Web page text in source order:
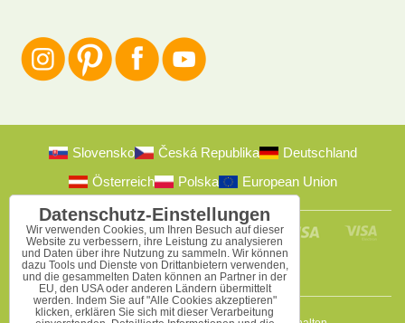
Slovensko Česká Republika
Deutschland
Österreich
Polska European Union
Datenschutz-Einstellungen
Wir verwenden Cookies, um Ihren Besuch auf dieser
Website zu verbessern, ihre Leistung zu analysieren
und Daten über ihre Nutzung zu sammeln. Wir können
dazu Tools und Dienste von Drittanbietern verwenden,
und die gesammelten Daten können an Partner in der
EU, den USA oder anderen Ländern übermittelt
werden. Indem Sie auf "Alle Cookies akzeptieren"
klicken, erklären Sie sich mit dieser Verarbeitung